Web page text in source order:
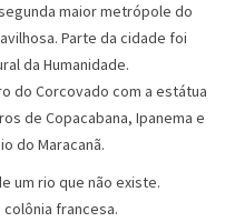
maior metrópole do
Parte da cidade foi
da Humanidade.
do Corcovado com a estátua
de Copacabana, Ipanema e
do Maracanã.
um rio que não existe.
francesa.